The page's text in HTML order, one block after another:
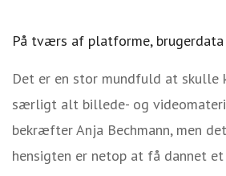
På tværs af platforme,
Det er en stor mundfuld at skulle
særligt alt billede- og
bekræfter Anja Bechmann, men
hensigten er netop at få dannet et